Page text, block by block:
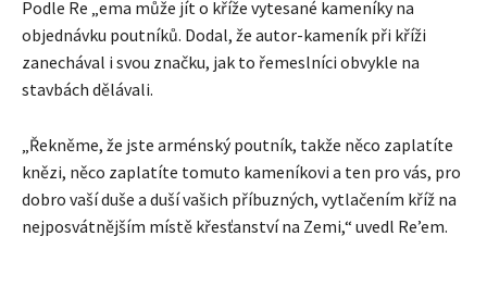
Podle Re „ema může jít o kříže vytesané kameníky na
objednávku poutníků. Dodal, že autor-kameník při kříži
zanechával i svou značku, jak to řemeslníci obvykle na
stavbách dělávali.
„Řekněme, že jste arménský poutník, takže něco zaplatíte
knězi, něco zaplatíte tomuto kameníkovi a ten pro vás, pro
dobro vaší duše a duší vašich příbuzných, vytlačením kříž na
nejposvátnějším místě křesťanství na Zemi,“ uvedl Re’em.